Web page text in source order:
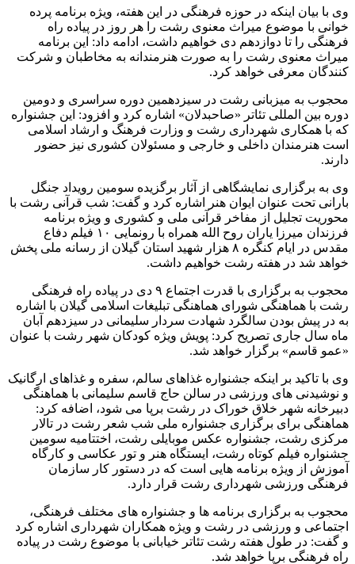
وی با بیان اینکه در حوزه فرهنگی در این هفته، ویژه برنامه پرده
خوانی با موضوع میراث معنوی رشت را هر روز در پیاده راه
فرهنگی را تا دوازدهم دی خواهیم داشت، ادامه داد: این برنامه
میراث معنوی رشت را به صورت هنرمندانه به مخاطبان و شرکت
کنندگان معرفی خواهد کرد.
محجوب به میزبانی رشت در سیزدهمین دوره سراسری و دومین
دوره بین المللی تئاتر «صاحبدلان» اشاره کرد و افزود: این جشنواره
که با همکاری شهرداری رشت و وزارت فرهنگ و ارشاد اسلامی
است هنرمندان داخلی و خارجی و مسئولان کشوری نیز حضور
دارند.
وی به برگزاری نمایشگاهی از آثار برگزیده سومین رویداد جنگل
بارانی تحت عنوان ایوان هنر اشاره کرد و گفت: شب قرآنی رشت با
محوریت تجلیل از مفاخر قرآنی ملی و کشوری و ویژه برنامه
فرزندان میرزا یاران روح الله همراه با رونمایی ۱۰ فیلم دفاع
مقدس در ایام کنگره ۸ هزار شهید استان گیلان از رسانه ملی پخش
خواهد شد در هفته رشت خواهیم داشت.
محجوب به برگزاری با قدرت اجتماع ۹ دی در پیاده راه فرهنگی
رشت با هماهنگی شورای هماهنگی تبلیغات اسلامی گیلان با اشاره
به در پیش بودن سالگرد شهادت سردار سلیمانی در سیزدهم آبان
ماه سال جاری تصریح کرد: پویش ویژه کودکان شهر رشت با عنوان
«عمو قاسم» برگزار خواهد شد.
وی با تاکید بر اینکه جشنواره غذاهای سالم، سفره و غذاهای ارگانیک
و نوشیدنی های ورزشی در سالن حاج قاسم سلیمانی با هماهنگی
دبیرخانه شهر خلاق خوراک در رشت برپا می شود، اضافه کرد:
هماهنگی برای برگزاری جشنواره ملی شب شعر رشت در تالار
مرکزی رشت، جشنواره عکس موبایلی رشت، اختتامیه سومین
جشنواره فیلم کوتاه رشت، ایستگاه هنر و تور عکاسی و کارگاه
آموزش از ویژه برنامه هایی است که در دستور کار سازمان
فرهنگی ورزشی شهرداری رشت قرار دارد.
محجوب به برگزاری برنامه ها و جشنواره های مختلف فرهنگی،
اجتماعی و ورزشی در رشت و ویژه همکاران شهرداری اشاره کرد
و گفت: در طول هفته رشت تئاتر خیابانی با موضوع رشت در پیاده
راه فرهنگی برپا خواهد شد.